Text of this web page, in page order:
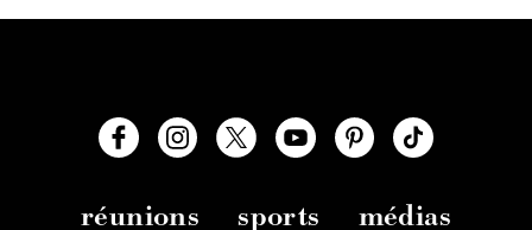
réunions sports
médias